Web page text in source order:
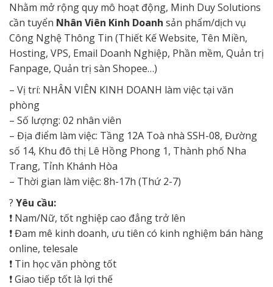
Nhằm mở rộng quy mô hoạt động, Minh Duy Solutions
cần tuyển Nhân Viên Kinh Doanh sản phẩm/dịch vụ
Công Nghệ Thông Tin (Thiết Kế Website, Tên Miền,
Hosting, VPS, Email Doanh Nghiệp, Phần mềm, Quản trị
Fanpage, Quản trị sàn Shopee…)
– Vị trí: NHÂN VIÊN KINH DOANH làm việc tại văn
phòng
– Số lượng: 02 nhân viên
– Địa điểm làm việc: Tầng 12A Toà nhà SSH-08, Đường
số 14, Khu đô thị Lê Hồng Phong 1, Thành phố Nha
Trang, Tỉnh Khánh Hòa
– Thời gian làm việc: 8h-17h (Thứ 2-7)
? Yêu cầu:
❗ Nam/Nữ, tốt nghiệp cao đẳng trở lên
❗Đam mê kinh doanh, ưu tiên có kinh nghiệm bán hàng
online, telesale
❗ Tin học văn phòng tốt
❗Giao tiếp tốt là lợi thế